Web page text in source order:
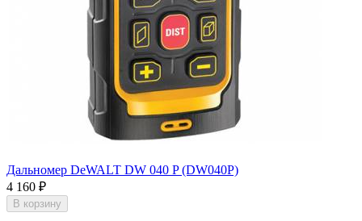
Дальномер DeWALT DW 040 P (DW040P)
4 160 ₽
В корзину